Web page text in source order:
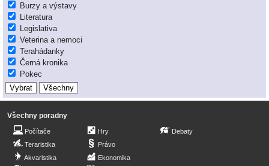
Burzy a výstavy
Literatura
Legislativa
Veterina a nemoci
Terahádanky
Černá kronika
Pokec
Všechny poradny
Počítače
Teraristika
Akvaristika
Hry
Právo
Ekonomika
Debaty